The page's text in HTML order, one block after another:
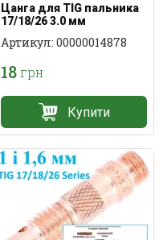
Цанга для TIG пальника
17/18/26 3.0 мм
Артикул: 00000014878
18грн
Купити